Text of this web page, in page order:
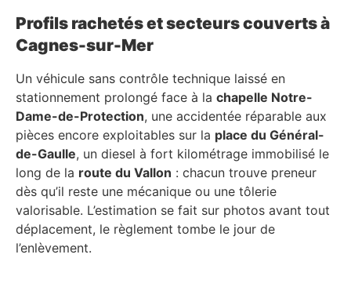
Profils rachetés et secteurs couverts à
Cagnes-sur-Mer
Un véhicule sans contrôle technique laissé en
stationnement prolongé face à la chapelle Notre-
Dame-de-Protection, une accidentée réparable aux
pièces encore exploitables sur la place du Général-
de-Gaulle, un diesel à fort kilométrage immobilisé le
long de la route du Vallon : chacun trouve preneur
dès qu’il reste une mécanique ou une tôlerie
valorisable. L’estimation se fait sur photos avant tout
déplacement, le règlement tombe le jour de
l’enlèvement.